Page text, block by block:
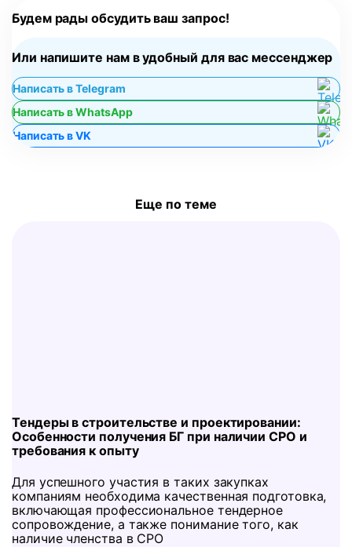
Будем рады обсудить ваш запрос!
Или напишите нам в удобный для вас мессенджер
Написать в Telegram
Написать в WhatsApp
Написать в VK
Еще по теме
Тендеры в строительстве и проектировании:
Особенности получения БГ при наличии СРО и
требования к опыту
Для успешного участия в таких закупках
компаниям необходима качественная подготовка,
включающая профессиональное тендерное
сопровождение, а также понимание того, как
наличие членства в СРО